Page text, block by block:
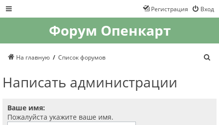
Вход
Регистрация
Форум Опенкарт
На главную Список форумов
Написать администрации
Ваше имя:
Пожалуйста укажите ваше имя.